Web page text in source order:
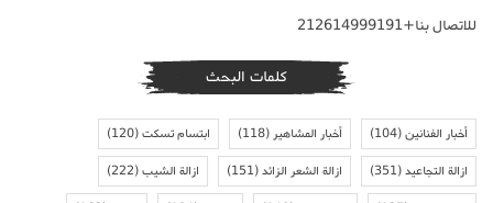
للاتصال بنا+212614999191
كلمات البحث
أخبار الفنانين(104) أخبار المشاهير(118) ابتسام تسكت(120)
ازالة التجاعيد(351) ازالة الشعر الزائد(151) ازالة الشيب(222)